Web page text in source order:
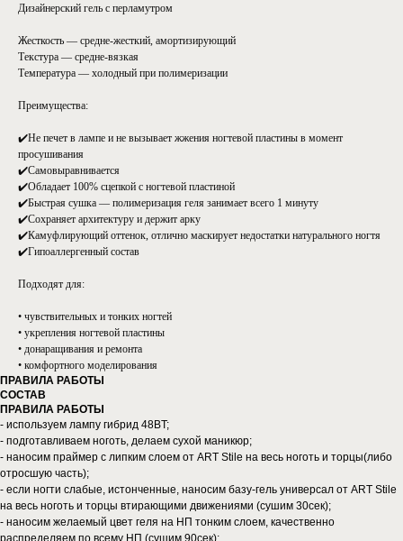
Дизайнерский гель с перламутром
Жесткость — средне-жесткий, амортизирующий
Текстура — средне-вязкая
Температура — холодный при полимеризации
Преимущества:
✔️Не печет в лампе и не вызывает жжения ногтевой пластины в момент
просушивания
✔️Самовыравнивается
✔️Обладает 100% сцепкой с ногтевой пластиной
✔️Быстрая сушка — полимеризация геля занимает всего 1 минуту
✔️Сохраняет архитектуру и держит арку
✔️Камуфлирующий оттенок, отлично маскирует недостатки натурального ногтя
✔️Гипоаллергенный состав
Подходят для:
• чувствительных и тонких ногтей
• укрепления ногтевой пластины
• донаращивания и ремонта
• комфортного моделирования
ПРАВИЛА РАБОТЫ
СОСТАВ
ПРАВИЛА РАБОТЫ
- используем лампу гибрид 48BT;
- подготавливаем ноготь, делаем сухой маникюр;
- наносим праймер с липким слоем от ART Stile на весь ноготь и торцы(либо
отросшую часть);
- если ногти слабые, истонченные, наносим базу-гель универсал от ART Stile
на весь ноготь и торцы втирающими движениями (сушим 30сек);
- наносим желаемый цвет геля на НП тонким слоем, качественно